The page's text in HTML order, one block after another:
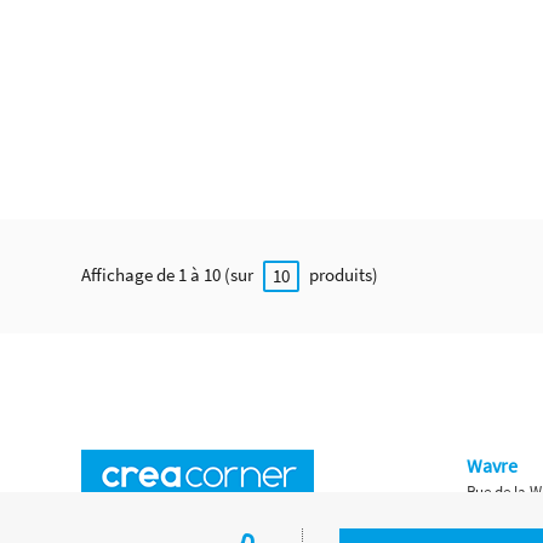
Affichage de 1 à 10 (sur 10 produits)
Wavre
Rue de la
Waterloo